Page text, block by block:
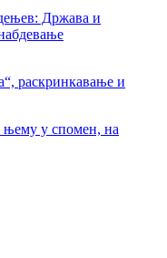
Држава и
раскринкавање и
у спомен, на